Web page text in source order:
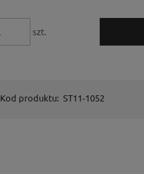
szt.
Kod produktu: ST11-1052